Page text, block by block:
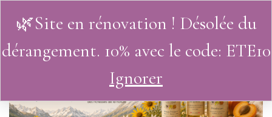
0
🌿Site en rénovation ! Désolée du
dérangement. 10% avec le code: ETE10
Ignorer